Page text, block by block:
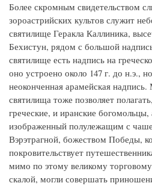
Более скромным свидетельством
зороастрийских культов служит
святилище Геракла Каллиника,
Бехистун, рядом с большой
святилище есть надпись на
оно устроено около 147 г. до н.э.,
неоконченная арамейская
святилища тоже позволяет
греческие, и иранские
изображенный полулежащим с
Вэрэтрагной, божеством Победы,
покровительствует
мимо по этому великому
скалой, могли совершать